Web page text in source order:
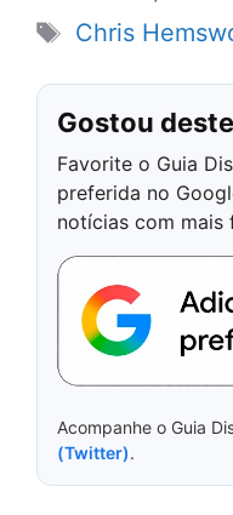
Tags
Chris
Gostou
Favorite o Guia
preferida no
notícias com mais
Acompanhe o Guia
(Twitter).